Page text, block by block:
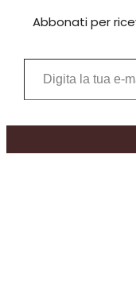
Abbonati per
Digita la tua e-mail...